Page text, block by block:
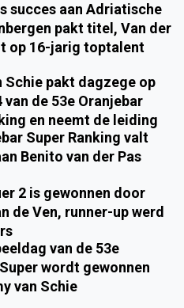
succes aan Adriatische
pakt titel, Van der
op 16-jarig toptalent
Schie pakt dagzege op
van de 53e Oranjebar
en neemt de leiding
Super Ranking valt
Benito van der Pas
2 is gewonnen door
de Ven, runner-up werd
van de 53e
wordt gewonnen
van Schie